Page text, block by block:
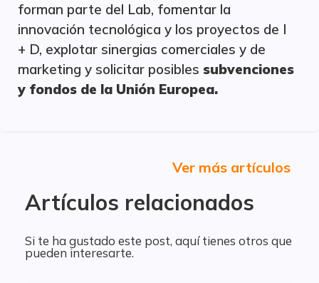
forman parte del Lab, fomentar la
innovación tecnológica y los proyectos de I
+ D, explotar sinergias comerciales y de
marketing y solicitar posibles subvenciones
y fondos de la Unión Europea.
Artículos relacionados
Ver más artículos
Si te ha gustado este post, aquí tienes otros que
pueden interesarte.